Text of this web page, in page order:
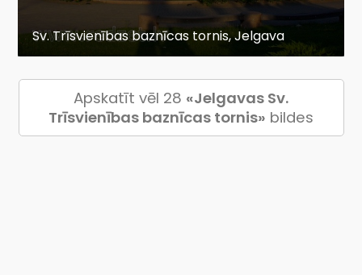
Sv. Trīsvienības baznīcas tornis, Jelgava
Apskatīt vēl 28 «Jelgavas Sv.
Trīsvienības baznīcas tornis» bildes